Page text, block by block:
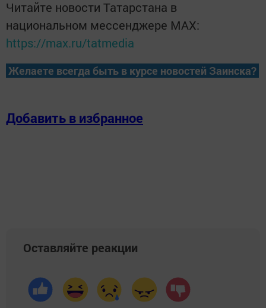
Читайте новости Татарстана в
национальном мессенджере MАХ:
https://max.ru/tatmedia
Желаете всегда быть в курсе новостей Заинска?
Добавить в избранное
Оставляйте реакции